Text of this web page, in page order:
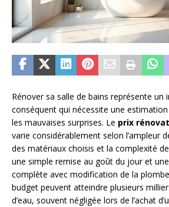
Rénover sa salle de bains représente un
conséquent qui nécessite une
les mauvaises surprises. Le prix
varie considérablement selon l’ampleur
des matériaux choisis et la complexité
une simple remise au goût du jour et
complète avec modification de la
budget peuvent atteindre plusieurs
d’eau, souvent négligée lors de l’achat